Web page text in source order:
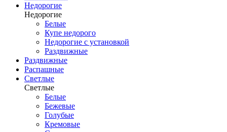
Недорогие
Недорогие
Белые
Купе недорого
Недорогие с установкой
Раздвижные
Раздвижные
Распашные
Светлые
Светлые
Белые
Бежевые
Голубые
Кремовые